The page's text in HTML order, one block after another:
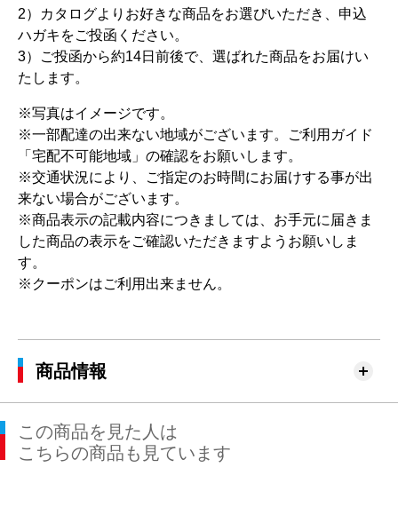
2）カタログよりお好きな商品をお選びいただき、申込
ハガキをご投函ください。
3）ご投函から約14日前後で、選ばれた商品をお届けい
たします。
※写真はイメージです。
※一部配達の出来ない地域がございます。ご利用ガイド
「宅配不可能地域」の確認をお願いします。
※交通状況により、ご指定のお時間にお届けする事が出
来ない場合がございます。
※商品表示の記載内容につきましては、お手元に届きま
した商品の表示をご確認いただきますようお願いしま
す。
※クーポンはご利用出来ません。
商品情報
この商品を見た人は
こちらの商品も見ています